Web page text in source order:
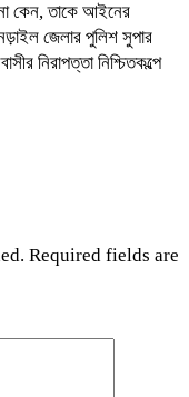
কেন, তাকে আইনের
জেলার পুলিশ সুপার
নিরাপত্তা নিশ্চিতকল্পে
Required fields are